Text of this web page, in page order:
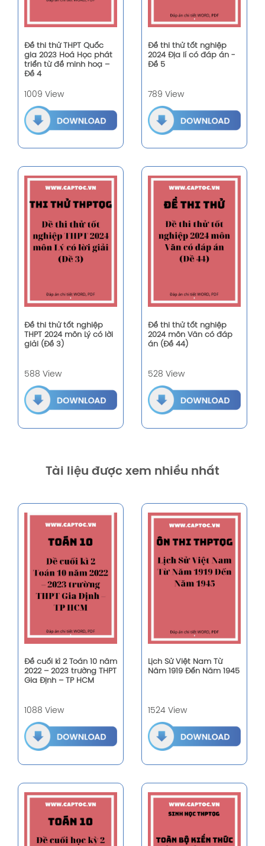
Đề thi thử THPT Quốc
gia 2023 Hoá Học phát
triển từ đề minh hoạ –
Đề 4
1009 View
Đề thi thử tốt nghiệp
2024 Địa lí có đáp án -
Đề 5
789 View
Đề thi thử tốt nghiệp
THPT 2024 môn Lý có lời
giải (Đề 3)
588 View
Đề thi thử tốt nghiệp
2024 môn Văn có đáp
án (Đề 44)
528 View
Tài liệu được xem nhiều nhất
Đề cuối kì 2 Toán 10 năm
2022 – 2023 trường THPT
Gia Định – TP HCM
1088 View
Lịch Sử Việt Nam Từ
Năm 1919 Đến Năm 1945
1524 View